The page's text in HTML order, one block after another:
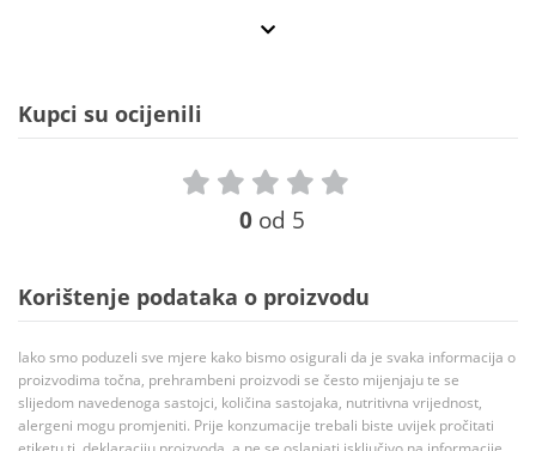
Kupci su ocijenili
0 od 5
Korištenje podataka o proizvodu
Iako smo poduzeli sve mjere kako bismo osigurali da je svaka informacija o
proizvodima točna, prehrambeni proizvodi se često mijenjaju te se
slijedom navedenoga sastojci, količina sastojaka, nutritivna vrijednost,
alergeni mogu promjeniti. Prije konzumacije trebali biste uvijek pročitati